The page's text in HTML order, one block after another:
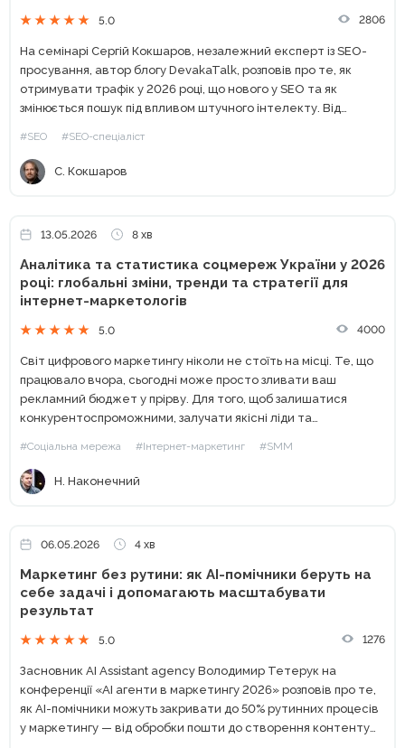
5.0 2806
На семінарі Сергій Кокшаров, незалежний експерт із SEO-
просування, автор блогу DevakaTalk, розповів про те, як
отримувати трафік у 2026 році, що нового у SEO та як
змінюється пошук під впливом штучного інтелекту. Від
#SEO #SEO-спеціаліст
С. Кокшаров
13.05.2026 8 хв
Аналітика та статистика соцмереж України у 2026
році: глобальні зміни, тренди та стратегії для
інтернет-маркетологів
5.0 4000
Світ цифрового маркетингу ніколи не стоїть на місці. Те, що
працювало вчора, сьогодні може просто зливати ваш
рекламний бюджет у прірву. Для того, щоб залишатися
конкурентоспроможними, залучати якісні ліди та
важливо тримати руку на пульсі статистичних...
#Соціальна мережа #Інтернет-маркетинг #SMM
Н. Наконечний
06.05.2026 4 хв
Маркетинг без рутини: як AI-помічники беруть на
себе задачі і допомагають масштабувати
результат
5.0 1276
Засновник AI Assistant agency Володимир Тетерук на
конференції «AI агенти в маркетингу 2026» розповів про те,
як AI-помічники можуть закривати до 50% рутинних процесів
у маркетингу — від обробки пошти до створення контенту